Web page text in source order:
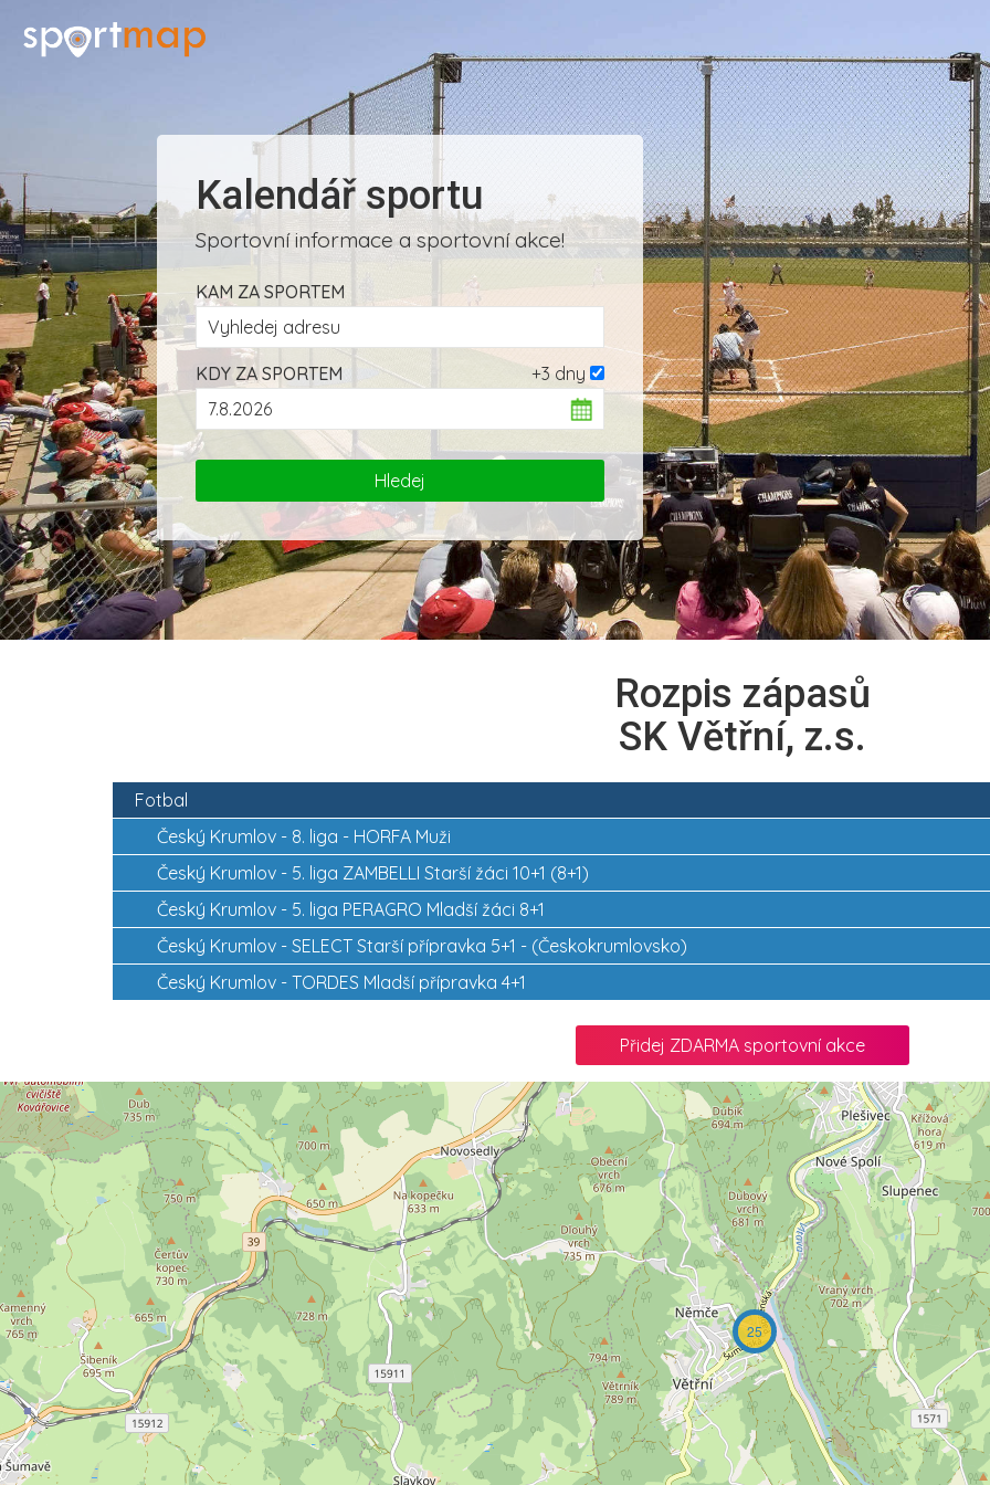
Kalendář sportu
Sportovní informace a sportovní akce!
KAM ZA SPORTEM
+3 dny
KDY ZA SPORTEM
Rozpis zápasů
SK Větřní, z.s.
Fotbal
Český Krumlov - 8. liga - HORFA Muži
Český Krumlov - 5. liga ZAMBELLI Starší žáci 10+1 (8+1)
Český Krumlov - 5. liga PERAGRO Mladší žáci 8+1
Český Krumlov - SELECT Starší přípravka 5+1 - (Českokrumlovsko)
Český Krumlov - TORDES Mladší přípravka 4+1
Přidej ZDARMA sportovní akce
25